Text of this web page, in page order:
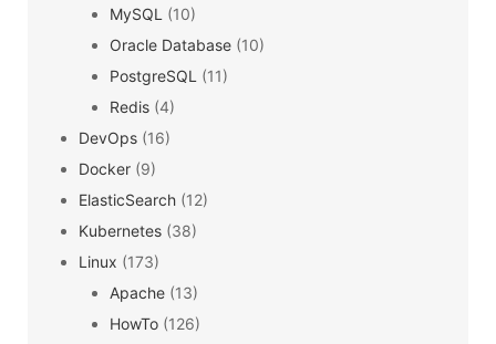
MySQL (10)
Oracle Database (10)
PostgreSQL (11)
Redis (4)
DevOps (16)
Docker (9)
ElasticSearch (12)
Kubernetes (38)
Linux (173)
Apache (13)
HowTo (126)